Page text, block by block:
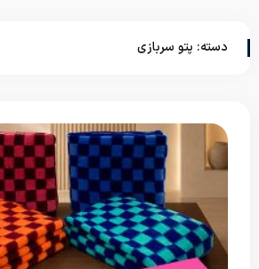
دسته: پتو سربازی